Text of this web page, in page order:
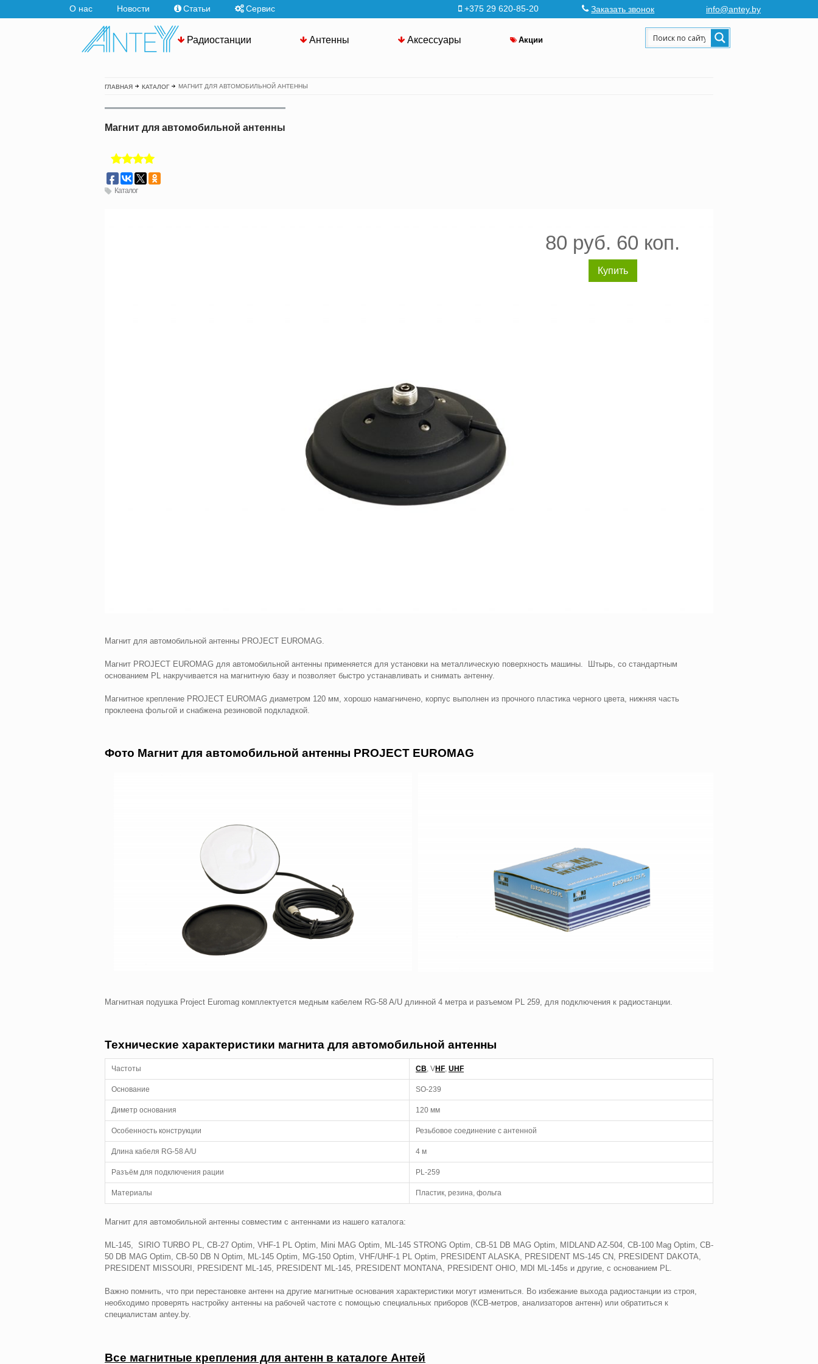
О нас Новости Статьи Сервис +375 29 620-85-20 Заказать звонок info@antey.by
Радиостанции Антенны Аксессуары Акции
ГЛАВНАЯ КАТАЛОГ МАГНИТ ДЛЯ АВТОМОБИЛЬНОЙ АНТЕННЫ
Магнит для автомобильной антенны
Каталог
80 руб. 60 коп.
Купить
Магнит для автомобильной антенны PROJECT EUROMAG.
Магнит PROJECT EUROMAG для автомобильной антенны применяется для установки на металлическую поверхность машины. Штырь, со стандартным
основанием PL накручивается на магнитную базу и позволяет быстро устанавливать и снимать антенну.
Магнитное крепление PROJECT EUROMAG диаметром 120 мм, хорошо намагничено, корпус выполнен из прочного пластика черного цвета, нижняя часть
проклеена фольгой и снабжена резиновой подкладкой.
Фото Магнит для автомобильной антенны PROJECT EUROMAG
Магнитная подушка Project Euromag комплектуется медным кабелем RG-58 A/U длинной 4 метра и разъемом PL 259, для подключения к радиостанции.
Технические характеристики магнита для автомобильной антенны
Частоты CB , VHF UHF
Основание SO-239
Диметр основания 120 мм
Особенность конструкции Резьбовое соединение с антенной
Длина кабеля RG-58 A/U 4 м
Разъём для подключения рации PL-259
Материалы Пластик, резина, фольга
Магнит для автомобильной антенны совместим с антеннами из нашего каталога:
ML-145, SIRIO TURBO PL, CB-27 Optim, VHF-1 PL Optim, Mini MAG Optim, ML-145 STRONG Optim, CB-51 DB MAG Optim, MIDLAND AZ-504, CB-100 Mag Optim, CB-
50 DB MAG Optim, CB-50 DB N Optim, ML-145 Optim, MG-150 Optim, VHF/UHF-1 PL Optim, PRESIDENT ALASKA, PRESIDENT MS-145 CN, PRESIDENT DAKOTA,
PRESIDENT MISSOURI, PRESIDENT ML-145, PRESIDENT ML-145, PRESIDENT MONTANA, PRESIDENT OHIO, MDI ML-145s и другие, с основанием PL.
Важно помнить, что при перестановке антенн на другие магнитные основания характеристики могут измениться. Во избежание выхода радиостанции из строя,
необходимо проверять настройку антенны на рабочей частоте с помощью специальных приборов (КСВ-метров, анализаторов антенн) или обратиться к
специалистам antey.by.
Все магнитные крепления для антенн в каталоге Антей